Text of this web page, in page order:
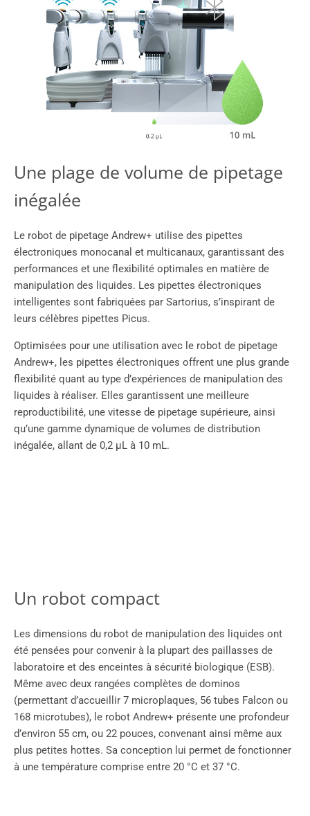
Une plage de volume de pipetage
inégalée
Le robot de pipetage Andrew+ utilise des pipettes
électroniques monocanal et multicanaux, garantissant des
performances et une flexibilité optimales en matière de
manipulation des liquides. Les pipettes électroniques
intelligentes sont fabriquées par Sartorius, s’inspirant de
leurs célèbres pipettes Picus.
Optimisées pour une utilisation avec le robot de pipetage
Andrew+, les pipettes électroniques offrent une plus grande
flexibilité quant au type d’expériences de manipulation des
liquides à réaliser. Elles garantissent une meilleure
reproductibilité, une vitesse de pipetage supérieure, ainsi
qu’une gamme dynamique de volumes de distribution
inégalée, allant de 0,2 µL à 10 mL.
Un robot compact
Les dimensions du robot de manipulation des liquides ont
été pensées pour convenir à la plupart des paillasses de
laboratoire et des enceintes à sécurité biologique (ESB).
Même avec deux rangées complètes de dominos
(permettant d’accueillir 7 microplaques, 56 tubes Falcon ou
168 microtubes), le robot Andrew+ présente une profondeur
d’environ 55 cm, ou 22 pouces, convenant ainsi même aux
plus petites hottes. Sa conception lui permet de fonctionner
à une température comprise entre 20 °C et 37 °C.